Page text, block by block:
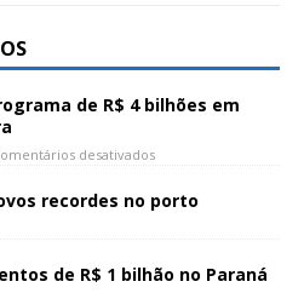
de R$ 4 bilhões em
desativados
recordes no porto
de R$ 1 bilhão no Paraná